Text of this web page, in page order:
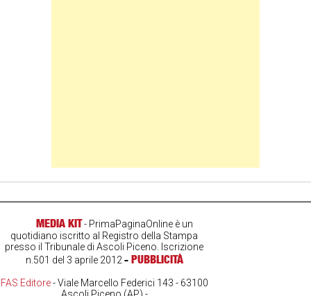
MEDIA KIT- PrimaPaginaOnline è un
quotidiano iscritto al Registro della Stampa
presso il Tribunale di Ascoli Piceno. Iscrizione
n.501 del 3 aprile 2012- PUBBLICITÀ
FAS Editore- Viale Marcello Federici 143 - 63100